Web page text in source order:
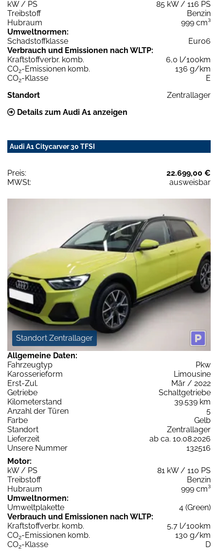
kW / PS
85 kW / 116 PS
Treibstoff
Benzin
Hubraum
999 cm³
Umweltnormen:
Schadstoffklasse
Euro6
Verbrauch und Emissionen nach WLTP:
Kraftstoffverbr. komb.
6,0 l/100km
CO2-Emissionen komb.
136 g/km
CO2-Klasse
E
Standort
Zentrallager
Details zum Audi A1 anzeigen
Audi A1 Citycarver 30 TFSI
Preis:
22.699,00 €
MWSt:
ausweisbar
Standort Zentrallager
Allgemeine Daten:
Fahrzeugtyp
Pkw
Karosserieform
Limousine
Erst-Zul.
Mär / 2022
Getriebe
Schaltgetriebe
Kilometerstand
39.539 km
Anzahl der Türen
5
Farbe
Gelb
Standort
Zentrallager
Lieferzeit
ab ca. 10.08.2026
Unsere Nummer
132516
Motor:
kW / PS
81 kW / 110 PS
Treibstoff
Benzin
Hubraum
999 cm³
Umweltnormen:
Umweltplakette
4 (Green)
Verbrauch und Emissionen nach WLTP:
Kraftstoffverbr. komb.
5,7 l/100km
CO2-Emissionen komb.
130 g/km
CO2-Klasse
D